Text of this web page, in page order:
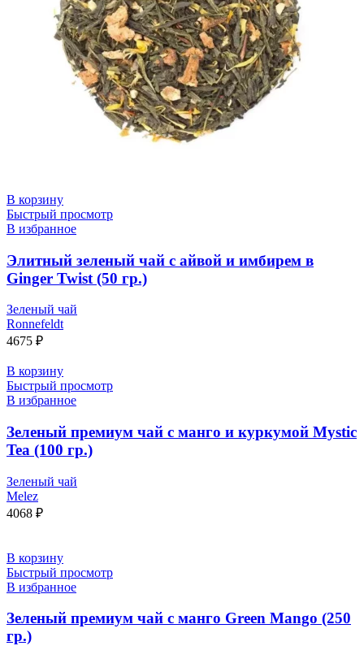
В корзину
Быстрый просмотр
В избранное
Элитный зеленый чай с айвой и имбирем в
Ginger Twist (50 гр.)
Зеленый чай
Ronnefeldt
4675 ₽
В корзину
Быстрый просмотр
В избранное
Зеленый премиум чай с манго и куркумой Mystic
Tea (100 гр.)
Зеленый чай
Melez
4068 ₽
В корзину
Быстрый просмотр
В избранное
Зеленый премиум чай с манго Green Mango (250
гр.)